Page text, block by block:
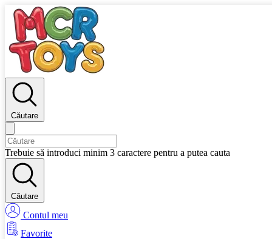
Căutare
Trebuie să introduci minim 3 caractere pentru a putea cauta
Căutare
Contul meu
Favorite